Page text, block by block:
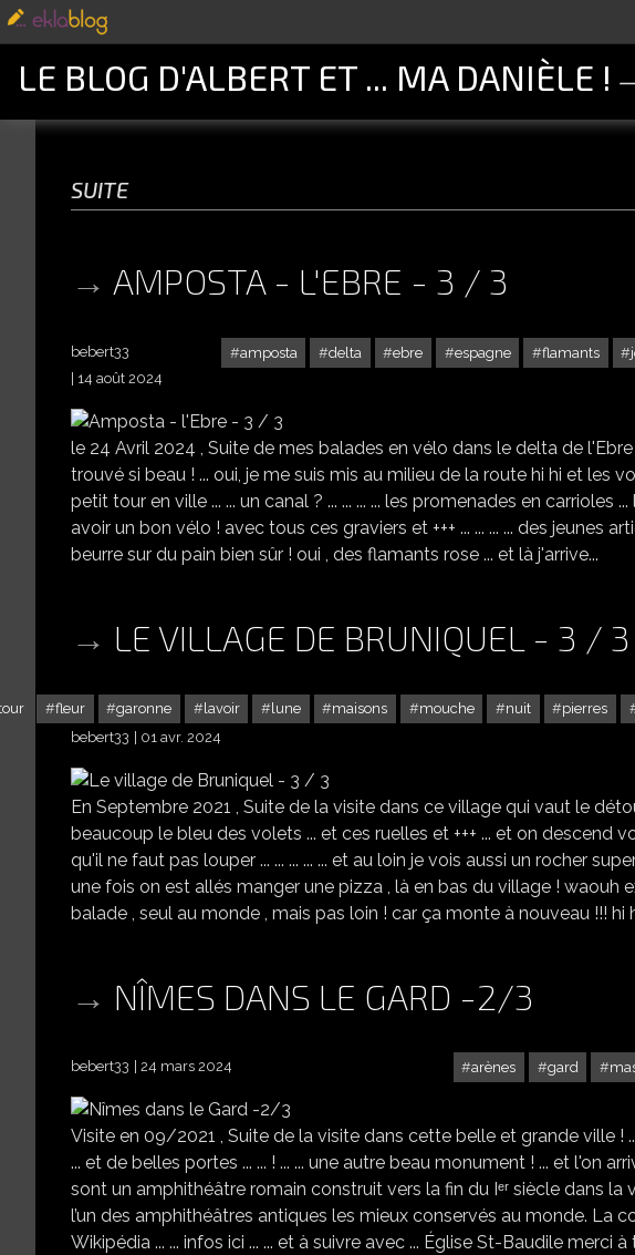
LE BLOG D'ALBERT ET ... MA DANIÈLE !
suite
AMPOSTA - L'EBRE - 3 / 3
amposta delta ebre espagne flamants
bebert33
14 août 2024
le 24 Avril 2024 , Suite de mes balades en vélo dans le delta de
trouvé si beau ! ... oui, je me suis mis au milieu de la route hi hi et les
petit tour en ville ... ... un canal ? ... ... ... ... les promenades en carrioles ...
avoir un bon vélo ! avec tous ces graviers et +++ ... ... ... ... des jeunes
beurre sur du pain bien sûr ! oui , des flamants rose ... et là j'arrive...
LE VILLAGE DE BRUNIQUEL - 3 / 3
fleur garonne lavoir lune maisons mouche nuit pierres
bebert33
01 avr. 2024
En Septembre 2021 , Suite de la visite dans ce village qui vaut le
beaucoup le bleu des volets ... et ces ruelles et +++ ... et on descend
qu'il ne faut pas louper ... ... ... ... ... et au loin je vois aussi un rocher
une fois on est allés manger une pizza , là en bas du village !
balade , seul au monde , mais pas loin ! car ça monte à nouveau !!! hi
NÎMES DANS LE GARD -2/3
arènes gard
bebert33 24 mars 2024
Visite en 09/2021 , Suite de la visite dans cette belle et grande ville ! ...
... et de belles portes ... ... ! ... ... une autre beau monument ! ... et l'on
sont un amphithéâtre romain construit vers la fin du Iᵉʳ siècle dans
l’un des amphithéâtres antiques les mieux conservés au monde. La
Wikipédia ... ... infos ici ... ... et à suivre avec ... Église St-Baudile merci à